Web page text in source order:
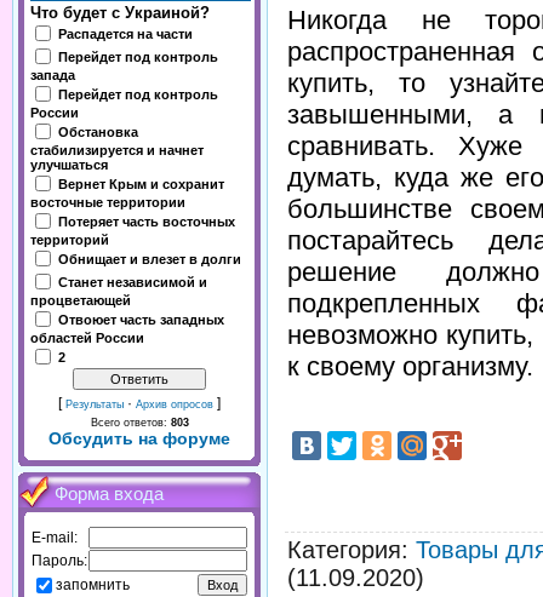
Что будет с Украиной?
Распадется на части
Перейдет под контроль
запада
Перейдет под контроль
России
Обстановка
стабилизируется и начнет
улучшаться
Вернет Крым и сохранит
восточные территории
Потеряет часть восточных
территорий
Обнищает и влезет в долги
Станет независимой и
процветающей
Отвоюет часть западных
областей России
2
[ Результаты · Архив опросов ]
Всего ответов: 803
Обсудить на форуме
Форма входа
E-mail:
Пароль:
запомнить
Никогда не
купить, то
завышенными, а
сравнивать.
думать, куда же
большинстве
постарайтесь
решение
подкрепленных
невозможно
к своему организму.
Категория: Товары
(11.09.2020)